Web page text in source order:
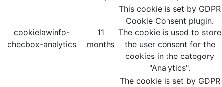
cookielawinfo-
checbox-analytics
11
months
This cookie is set by GDPR
Cookie Consent plugin.
The cookie is used to store
the user consent for the
cookies in the category
"Analytics".
The cookie is set by GDPR